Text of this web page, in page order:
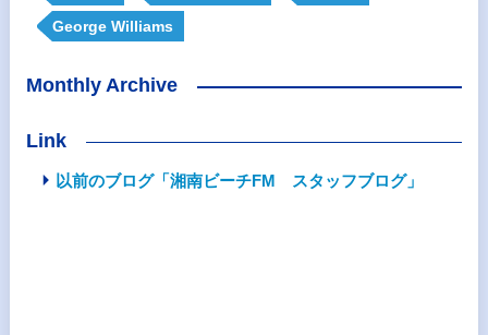
George Williams
Monthly Archive
Link
以前のブログ「湘南ビーチFM スタッフブログ」